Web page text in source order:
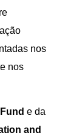
nos
nos
e da
and